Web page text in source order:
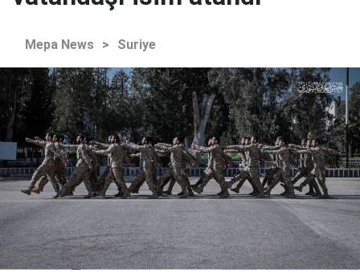
Mepa News > Suriye